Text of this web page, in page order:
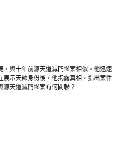
與十年前源天道滅門慘案相似。他迅速
示天師身份後，他揭露真相，指出案件
天道滅門慘案有何關聯？